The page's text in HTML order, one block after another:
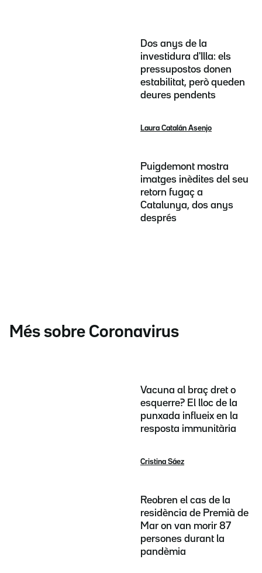
Dos anys de la
investidura d'Illa: els
pressupostos donen
estabilitat, però queden
deures pendents
Laura Catalán Asenjo
Puigdemont mostra
imatges inèdites del seu
retorn fugaç a
Catalunya, dos anys
després
Més sobre Coronavirus
Vacuna al braç dret o
esquerre? El lloc de la
punxada influeix en la
resposta immunitària
Cristina Sáez
Reobren el cas de la
residència de Premià de
Mar on van morir 87
persones durant la
pandèmia